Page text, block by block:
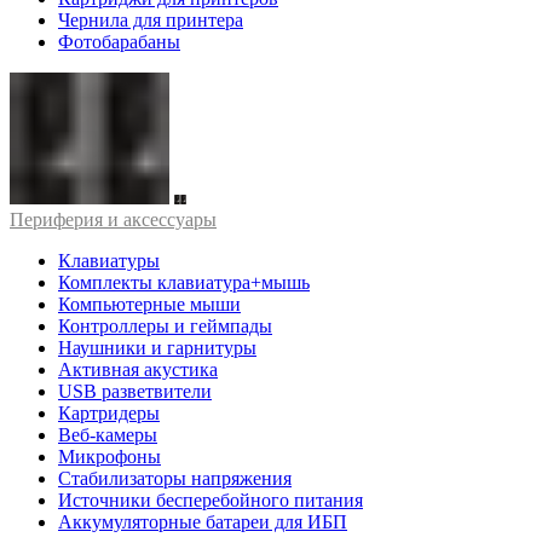
Чернила для принтера
Фотобарабаны
Периферия и аксессуары
Клавиатуры
Комплекты клавиатура+мышь
Компьютерные мыши
Контроллеры и геймпады
Наушники и гарнитуры
Активная акустика
USB разветвители
Картридеры
Веб-камеры
Микрофоны
Стабилизаторы напряжения
Источники бесперебойного питания
Аккумуляторные батареи для ИБП